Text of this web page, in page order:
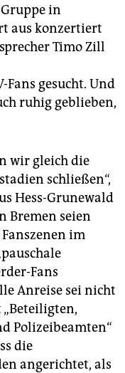
in
aus konzertiert
Timo Zill
Fans gesucht. Und
ruhig geblieben,
wir gleich die
schließen“,
Hess-Grunewald
Bremen seien
im
Fans
Anreise sei nicht
„Beteiligten,
Polizeibeamten“
die
angerichtet, als